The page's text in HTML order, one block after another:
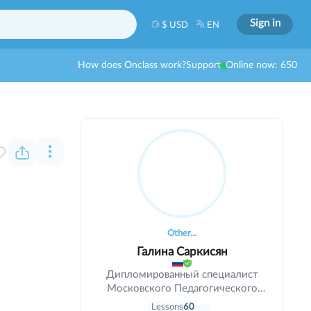
EN
$ USD Sign in
How does Onclass work?Support Online now: 650
Other...
Галина Саркисян
Дипломированный специалист
Московского Педагогического
Государственного Университета.
Lessons60